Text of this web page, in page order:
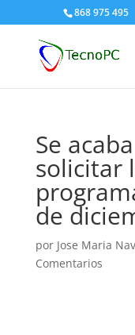
868 975 495
Se
solicitar
de
por Jose Maria
Comentarios